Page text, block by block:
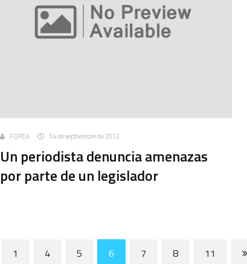
FOPEA 14 de septiembre de 2012
Un periodista denuncia amenazas
por parte de un legislador
1 4 5 6 7 8 11